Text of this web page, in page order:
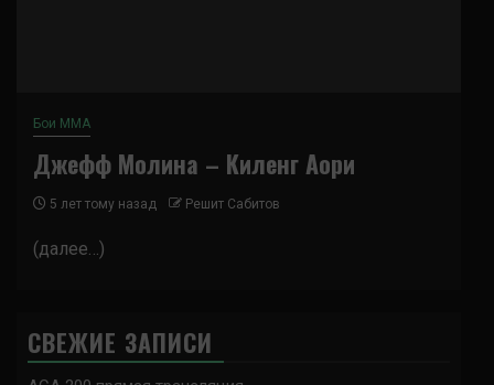
Бои ММА
Джефф Молина – Киленг Аори
5 лет тому назад Решит Сабитов
(далее…)
СВЕЖИЕ ЗАПИСИ